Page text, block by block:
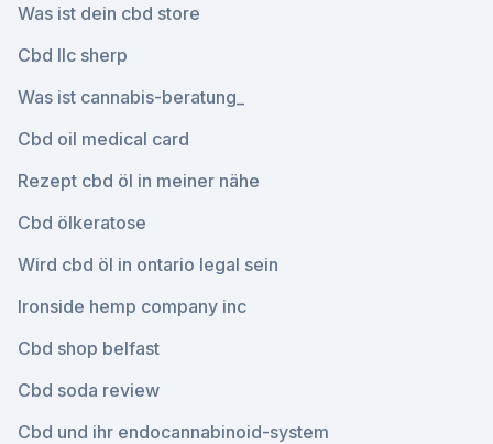
Was ist dein cbd store
Cbd llc sherp
Was ist cannabis-beratung_
Cbd oil medical card
Rezept cbd öl in meiner nähe
Cbd ölkeratose
Wird cbd öl in ontario legal sein
Ironside hemp company inc
Cbd shop belfast
Cbd soda review
Cbd und ihr endocannabinoid-system